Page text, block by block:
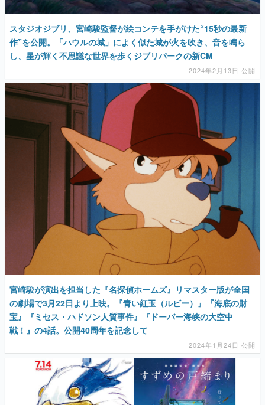
スタジオジブリ、宮崎駿監督が絵コンテを手がけた“15秒の最新
作”を公開。「ハウルの城」によく似た城が火を吹き、音を鳴ら
し、星が輝く不思議な世界を歩くジブリパークの新CM
2024年2月13日 公開
宮崎駿が演出を担当した『名探偵ホームズ』リマスター版が全国
の劇場で3月22日より上映。『青い紅玉（ルビー）』『海底の財
宝』『ミセス・ハドソン人質事件』『ドーバー海峡の大空中
戦！』の4話。公開40周年を記念して
2024年1月24日 公開